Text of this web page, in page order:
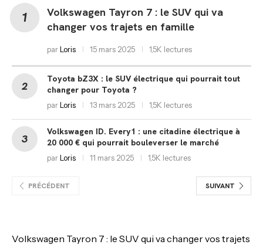
Volkswagen Tayron 7 : le SUV qui va
changer vos trajets en famille
parLoris 15 mars 2025 1,5K lectures
Toyota bZ3X : le SUV électrique qui pourrait tout
changer pour Toyota ?
parLoris 13 mars 2025 1,5K lectures
Volkswagen ID. Every1 : une citadine électrique à
20 000 € qui pourrait bouleverser le marché
parLoris 11 mars 2025 1,5K lectures
PRÉCÉDENT SUIVANT
Volkswagen Tayron 7 : le SUV qui va changer vos trajets